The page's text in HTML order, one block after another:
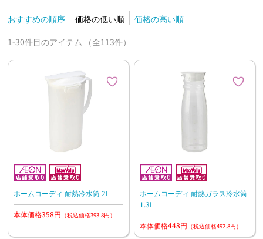
おすすめの順序 価格の低い順
価格の高い順
1-30件目のアイテム （全113件）
ホームコーディ 耐熱冷水筒 2L
本体価格358円 （税込価格393.8円）
ホームコーディ 耐熱ガラス冷水筒
1.3L
本体価格448円 （税込価格492.8円）